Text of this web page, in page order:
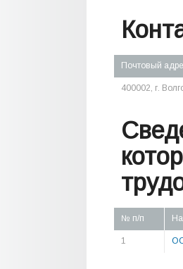
Почтовый
400002, г.
№ п/п
1